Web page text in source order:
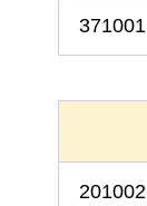
371001
201002